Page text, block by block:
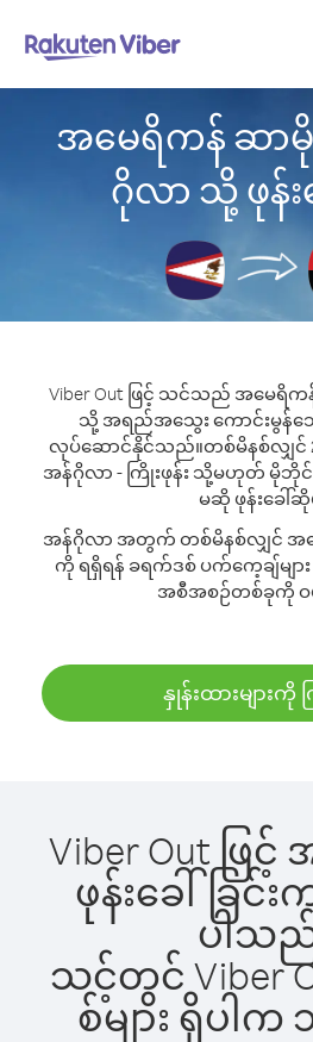
အမေရိကန် ဆာမို
ဂိုလာ သို့ ဖုန်
Viber Out ဖြင့် သင်သည် အမေရိ
သို့ အရည်အသွေး ကောင်းမွန်သော
လုပ်ဆောင်နိုင်သည်။တစ်မိနစ်လျှင်
အန်ဂိုလာ - ကြိုးဖုန်း သို့မဟုတ် မိုဘို
မဆို ဖုန်းခေါ်ဆို
အန်ဂိုလာ အတွက် တစ်မိနစ်လျှင် အကေ
ကို ရရှိရန် ခရက်ဒစ် ပက်ကေ့ချ်မျ
အစီအစဉ်တစ်ခုကို ဝ
နှုန်းထားများကို
Viber Out ဖြ
ဖုန်းခေါ်ခြ
ပါသ
သင့်တွင် Viber
စ်များ ရှိပါ